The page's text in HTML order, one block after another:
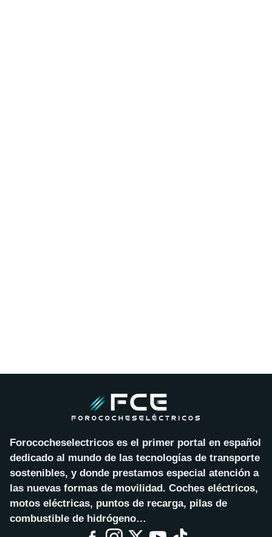
Forococheselectricos es el primer portal en español
dedicado al mundo de las tecnologías de transporte
sostenibles, y donde prestamos especial atención a
las nuevas formas de movilidad. Coches eléctricos,
motos eléctricas, puntos de recarga, pilas de
combustible de hidrógeno…